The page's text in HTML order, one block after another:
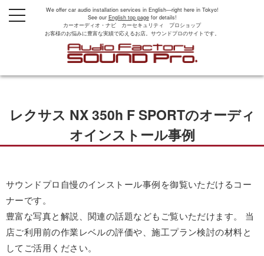
We offer car audio installation services in English—right here in Tokyo!
See our English top pagefor details!
カーオーディオ・ナビ カーセキュリティ プロショップ
お客様のお悩みに豊富な実績で応えるお店。サウンドプロのサイトです。
t
o
a
t
n
レクサス NX 350h F SPORTのオーディ
オインストール事例
サウンドプロ自慢のインストール事例を御覧いただけるコー
ナーです。
豊富な写真と解説、関連の話題などもご覧いただけます。 当
店ご利用前の作業レベルの評価や、施工プラン検討の材料と
してご活用ください。